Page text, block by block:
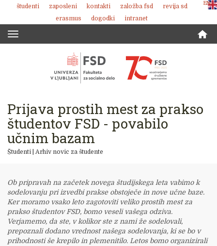
Skoči
vsebino
ENG
študenti zaposleni kontakti založba fsd
revija sd
erasmus
dogodki intranet
Prijava prostih mest za prakso
študentov FSD - povabilo
učnim bazam
Študenti Arhiv novic za študente
Ob pripravah na začetek novega študijskega leta vabimo k
sodelovanju pri izvedbi prakse obstoječe in nove učne baze.
Ker moramo vsako leto zagotoviti veliko prostih mest za
prakso študentov FSD, bomo veseli vašega odziva.
Verjamemo, da ste, v kolikor ste z nami že sodelovali,
prepoznali dodano vrednost našega sodelovanja, ki se bo v
prihodnosti še krepilo in plemenitilo. Letos bomo organizirali